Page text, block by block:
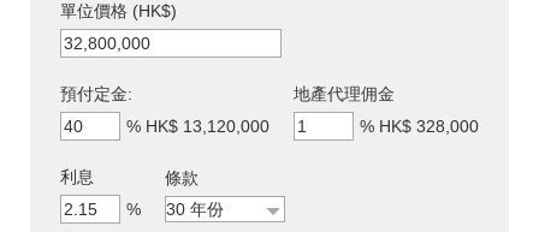
單位價格 (HK$)
預付定金:
% HK$ 13,120,000
地產代理佣金
% HK$ 328,000
利息
%
條款